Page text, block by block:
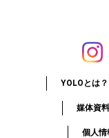
YOLOとは？
媒体資料
個人